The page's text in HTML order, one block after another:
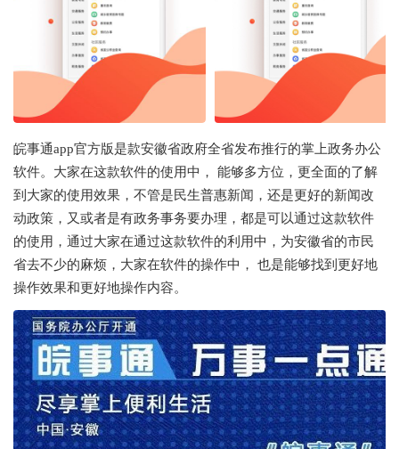
皖事通app官方版是款安徽省政府全省发布推行的掌上政务办公
软件。大家在这款软件的使用中， 能够多方位，更全面的了解
到大家的使用效果，不管是民生普惠新闻，还是更好的新闻改
动政策，又或者是有政务事务要办理，都是可以通过这款软件
的使用，通过大家在通过这款软件的利用中，为安徽省的市民
省去不少的麻烦，大家在软件的操作中， 也是能够找到更好地
操作效果和更好地操作内容。